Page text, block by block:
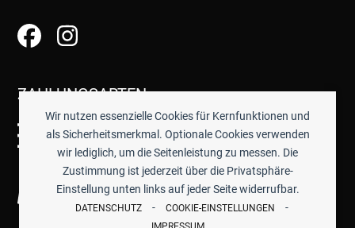
Wir nutzen essenzielle Cookies für Kernfunktionen und
als Sicherheitsmerkmal. Optionale Cookies verwenden
wir lediglich, um die Seitenleistung zu messen. Die
Zustimmung ist jederzeit über die Privatsphäre-
Einstellung unten links auf jeder Seite widerrufbar.
DATENSCHUTZ - COOKIE-EINSTELLUNGEN -
ZAHLUNGSARTEN